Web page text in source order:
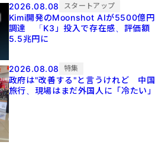
2026.08.08 スタートアップ
Kimi開発のMoonshot AIが5500億円
調達 「K3」投入で存在感、評価額
5.5兆円に
2026.08.08 特集
政府は"改善する"と言うけれど 中国
旅行、現場はまだ外国人に「冷たい